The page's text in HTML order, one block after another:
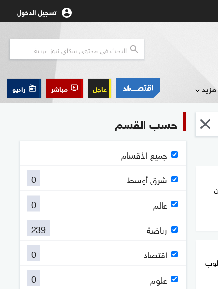
تسجيل الدخول
مزيد عاجل مباشر راديو
حسب القسم
جميع الأقسام
شرق أوسط
0
عالم
0
رياضة
239
اقتصاد
0
علوم
0